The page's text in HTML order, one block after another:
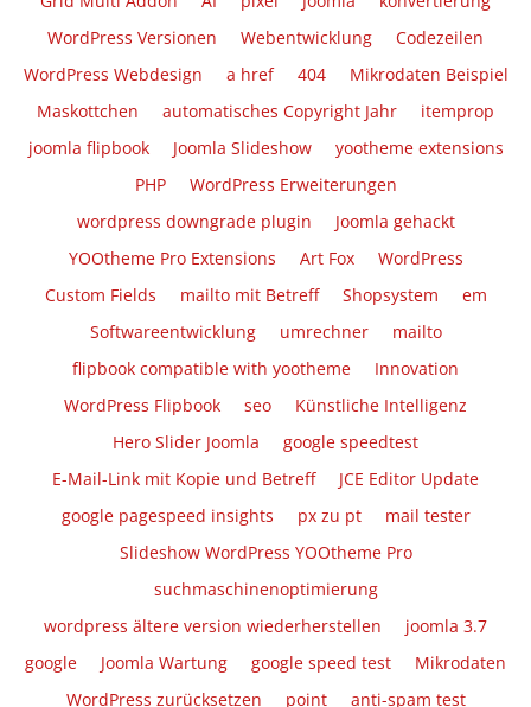
WordPress Versionen
Webentwicklung
Codezeilen
WordPress Webdesign
a href 404
Mikrodaten Beispiel
Maskottchen
automatisches Copyright Jahr
itemprop
joomla flipbook
Joomla Slideshow
yootheme extensions
PHP
WordPress Erweiterungen
wordpress downgrade plugin
Joomla gehackt
YOOtheme Pro Extensions
Art Fox
WordPress
Custom Fields
mailto mit Betreff Shopsystem
em
Softwareentwicklung
umrechner
mailto
flipbook compatible with yootheme
Innovation
WordPress Flipbook
seo
Künstliche Intelligenz
Hero Slider Joomla
google speedtest
E-Mail-Link mit Kopie und Betreff
JCE Editor Update
google pagespeed insights
px zu pt
mail tester
Slideshow WordPress YOOtheme Pro
suchmaschinenoptimierung
wordpress ältere version wiederherstellen
joomla 3.7
google
Joomla Wartung google speed test
Mikrodaten
WordPress zurücksetzen
point
anti-spam test